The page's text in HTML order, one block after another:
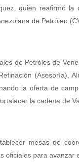
quien reafirmó
de Petróleo
de Petróles de
(Asesoría),
la oferta de
la cadena de
mesas de
oficiales para avanzar